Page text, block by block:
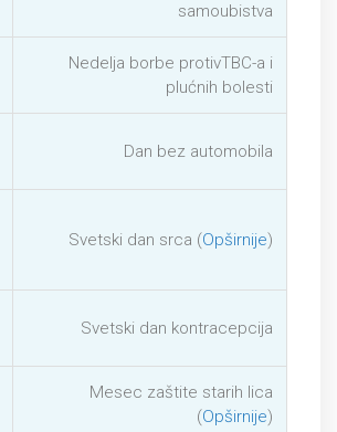
samoubistva
Nedelja borbe protivTBC-a i
plućnih bolesti
Dan bez automobila
Svetski dan srca (Opširnije)
Svetski dan kontracepcija
Mesec zaštite starih lica
(Opširnije)